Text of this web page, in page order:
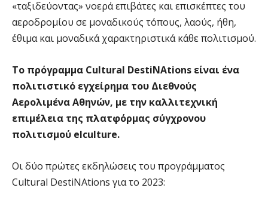
«ταξιδεύοντας» νοερά επιβάτες και επισκέπτες του
αεροδρομίου σε μοναδικούς τόπους, λαούς, ήθη,
έθιμα και μοναδικά χαρακτηριστικά κάθε πολιτισμού.
Το πρόγραμμα Cultural DestiNAtions είναι ένα
πολιτιστικό εγχείρημα του Διεθνούς
Αερολιμένα Αθηνών, με την καλλιτεχνική
επιμέλεια της πλατφόρμας σύγχρονου
πολιτισμού elculture.
Οι δύο πρώτες εκδηλώσεις του προγράμματος
Cultural DestiNAtions για το 2023: